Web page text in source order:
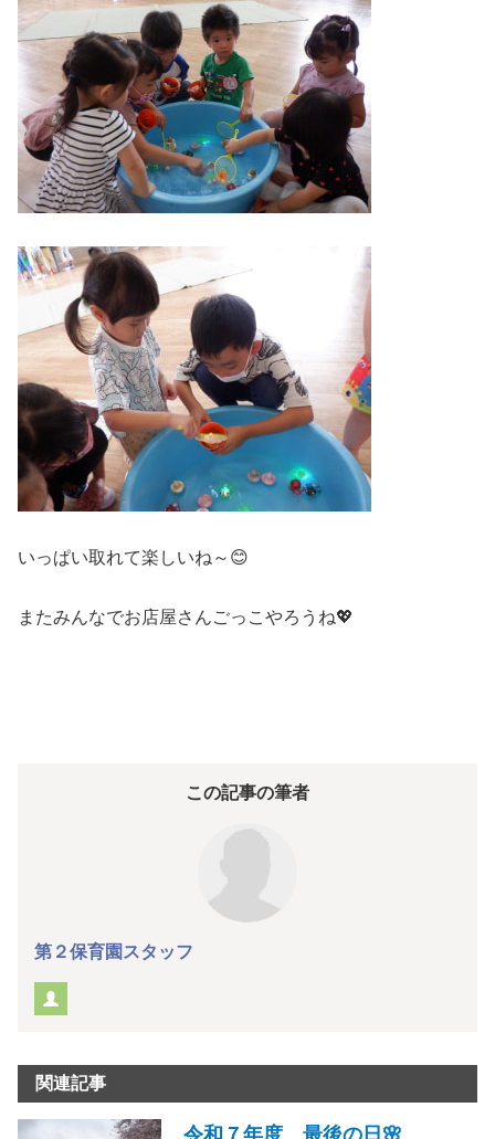
いっぱい取れて楽しいね～😊
またみんなでお店屋さんごっこやろうね💖
この記事の筆者
第２保育園スタッフ
関連記事
令和７年度 最後の日🌸